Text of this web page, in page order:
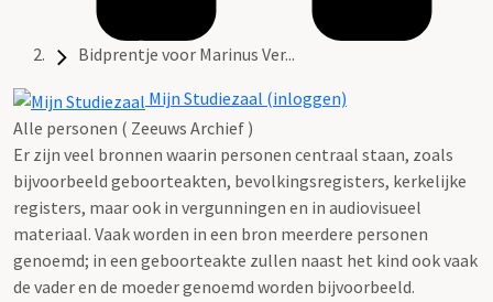
Bidprentje voor Marinus Ver...
Mijn Studiezaal (inloggen)
Alle personen ( Zeeuws Archief )
Er zijn veel bronnen waarin personen centraal staan, zoals
bijvoorbeeld geboorteakten, bevolkingsregisters, kerkelijke
registers, maar ook in vergunningen en in audiovisueel
materiaal. Vaak worden in een bron meerdere personen
genoemd; in een geboorteakte zullen naast het kind ook vaak
de vader en de moeder genoemd worden bijvoorbeeld.